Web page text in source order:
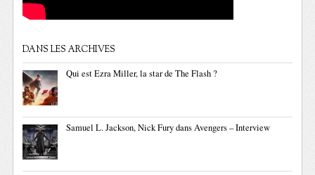
DANS LES ARCHIVES
Qui est Ezra Miller, la star de The Flash ?
Samuel L. Jackson, Nick Fury dans Avengers – Interview